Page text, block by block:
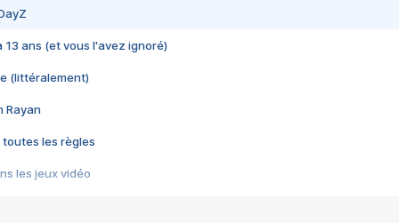
13 ans (et vous l'avez ignoré)
(littéralement)
Rayan
toutes les règles
les jeux vidéo